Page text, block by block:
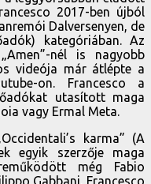
2017-ben újból
Dalversenyen, de
kategóriában. Az
nél is nagyobb
videója már átlépte a
on. Francesco a
utasított maga
vagy Ermal Meta.
karma” (A
egyik szerzője maga
még Fabio
Gabbani, Francesco